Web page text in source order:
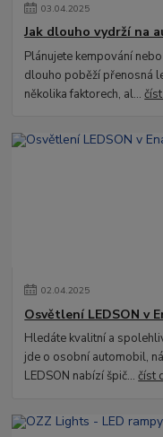
03.04.2025
Jak dlouho vydrží na
Plánujete kempování
dlouho poběží přenosná
několika faktorech, al...
02.04.2025
Osvětlení LEDSON v
Hledáte kvalitní a
jde o osobní automobil,
LEDSON nabízí špič...číst